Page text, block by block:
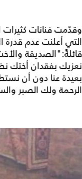
وقدّمت فنانات كثيرات
التي أعلنت عدم قدرة
قائلةً:"الصديقة
نعزيك بفقدان أختك
بعيدة عنا دون أن
الرحمة ولك الصبر